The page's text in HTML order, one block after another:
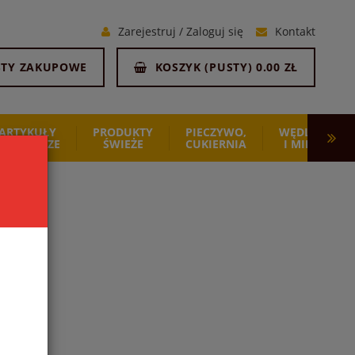
Zarejestruj / Zaloguj się Kontakt
ZAKUPOWE KOSZYK (PUSTY)0.00 ZŁ
SPOŻYWCZE
PRODUKTY
ŚWIEŻE
PIECZYWO,
CUKIERNIA
WĘDLINY
I MIĘSO